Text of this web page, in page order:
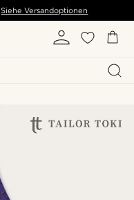
Siehe Versandoptionen